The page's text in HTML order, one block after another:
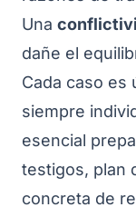
Una
dañe el
Cada caso es
siempre
esencial
testigos, plan
concreta de